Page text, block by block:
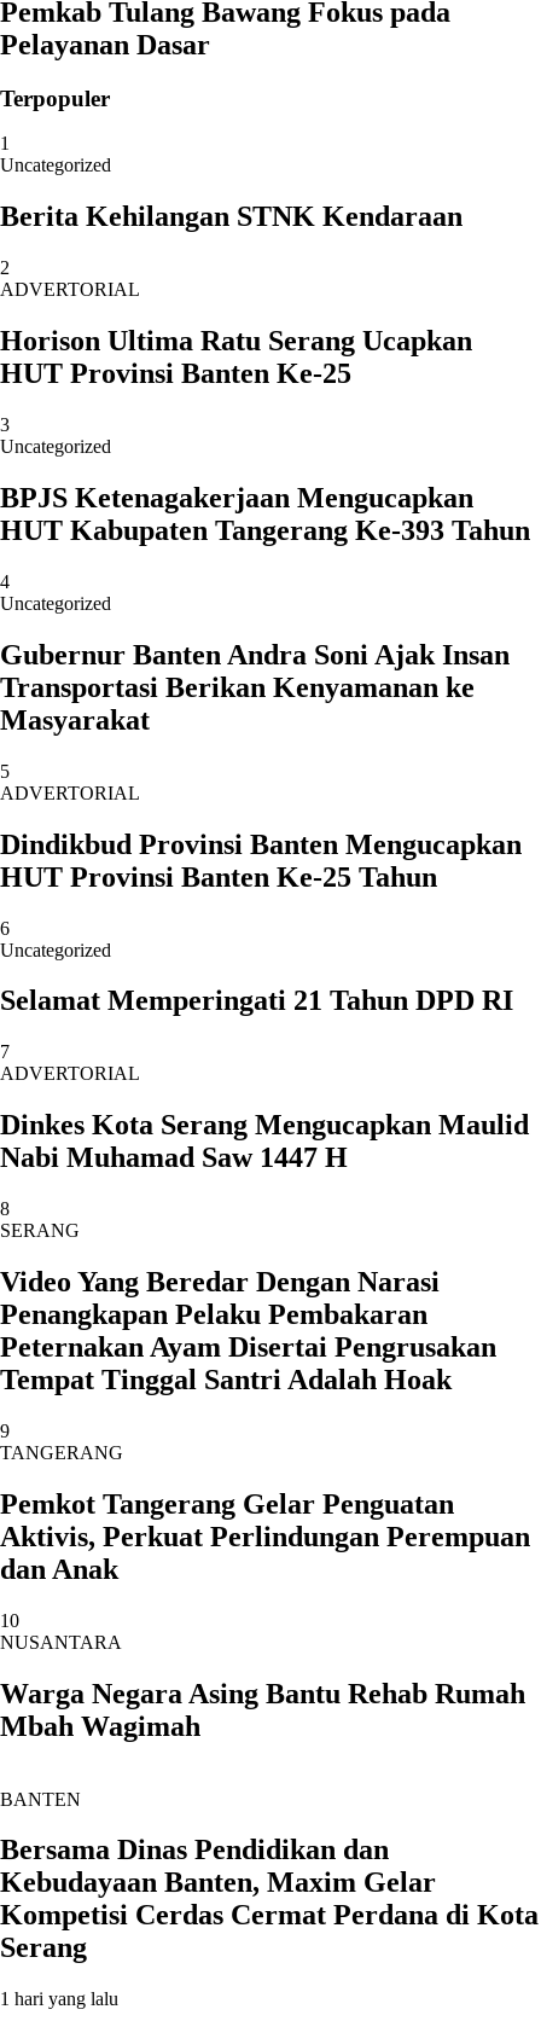
Pemkab Tulang Bawang Fokus pada
Pelayanan Dasar
Terpopuler
1
Uncategorized
Berita Kehilangan STNK Kendaraan
2
ADVERTORIAL
Horison Ultima Ratu Serang Ucapkan
HUT Provinsi Banten Ke-25
3
Uncategorized
BPJS Ketenagakerjaan Mengucapkan
HUT Kabupaten Tangerang Ke-393 Tahun
4
Uncategorized
Gubernur Banten Andra Soni Ajak Insan
Transportasi Berikan Kenyamanan ke
Masyarakat
5
ADVERTORIAL
Dindikbud Provinsi Banten Mengucapkan
HUT Provinsi Banten Ke-25 Tahun
6
Uncategorized
Selamat Memperingati 21 Tahun DPD RI
7
ADVERTORIAL
Dinkes Kota Serang Mengucapkan Maulid
Nabi Muhamad Saw 1447 H
8
SERANG
Video Yang Beredar Dengan Narasi
Penangkapan Pelaku Pembakaran
Peternakan Ayam Disertai Pengrusakan
Tempat Tinggal Santri Adalah Hoak
9
TANGERANG
Pemkot Tangerang Gelar Penguatan
Aktivis, Perkuat Perlindungan Perempuan
dan Anak
10
NUSANTARA
Warga Negara Asing Bantu Rehab Rumah
Mbah Wagimah
BANTEN
Bersama Dinas Pendidikan dan
Kebudayaan Banten, Maxim Gelar
Kompetisi Cerdas Cermat Perdana di Kota
Serang
1 hari yang lalu